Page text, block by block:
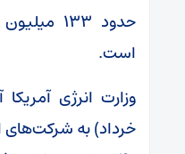
حدود
است.
خرداد) به شرکت‌های